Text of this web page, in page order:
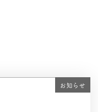
お知らせ